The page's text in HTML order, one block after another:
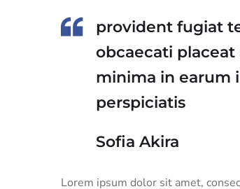
provident fugiat
obcaecati
minima in earum
perspiciatis
Sofia Akira
Lorem ipsum dolor sit amet,